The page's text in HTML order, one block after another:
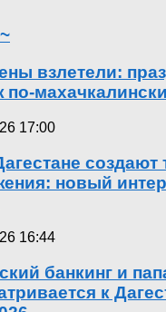
взлетели:
по-махачкалински
17:00
создают
новый
16:44
банкинг и
к